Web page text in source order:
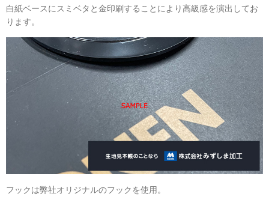
白紙ベースにスミベタと金印刷することにより高級感を演出してお
ります。
フックは弊社オリジナルのフックを使用。